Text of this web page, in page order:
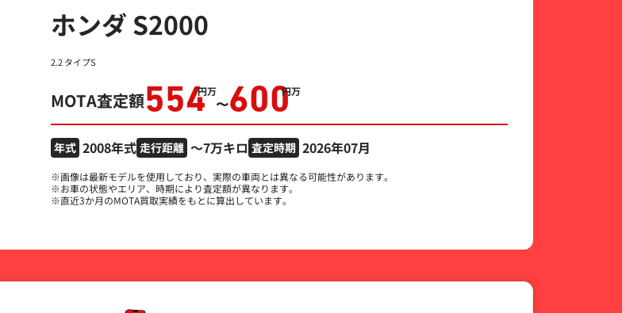
ホンダ S2000
2.2 タイプS
MOTA査定額554万円
〜600万円
年式 2008年式 走行距離 ～7万キロ 査定時期 2026年07月
※画像は最新モデルを使用しており、実際の車両とは異なる可能性があります。
※お車の状態やエリア、時期により査定額が異なります。
※直近3か月のMOTA買取実績をもとに算出しています。